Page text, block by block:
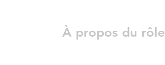
À propos du rôle